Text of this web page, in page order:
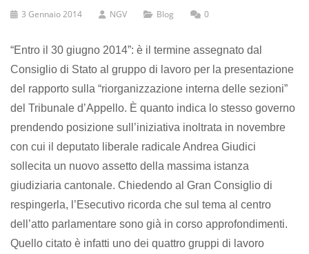
3 Gennaio 2014 NGV Blog 0
“Entro il 30 giugno 2014”: è il termine assegnato dal
Consiglio di Stato al gruppo di lavoro per la presentazione
del rapporto sulla “riorganizzazione interna delle sezioni”
del Tribunale d’Appello. È quanto indica lo stesso governo
prendendo posizione sull’iniziativa inoltrata in novembre
con cui il deputato liberale radicale Andrea Giudici
sollecita un nuovo assetto della massima istanza
giudiziaria cantonale. Chiedendo al Gran Consiglio di
respingerla, l’Esecutivo ricorda che sul tema al centro
dell’atto parlamentare sono già in corso approfondimenti.
Quello citato è infatti uno dei quattro gruppi di lavoro